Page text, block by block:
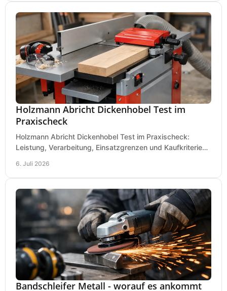
Holzmann Abricht Dickenhobel Test im
Praxischeck
Holzmann Abricht Dickenhobel Test im Praxischeck:
Leistung, Verarbeitung, Einsatzgrenzen und Kaufkriterien
6. Juli 2026
Bandschleifer Metall - worauf es ankommt